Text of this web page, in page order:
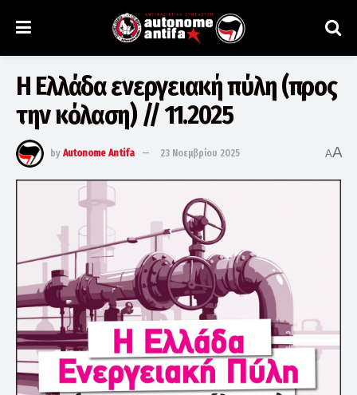
Η Ελλάδα ενεργειακή πύλη (προς
την κόλαση) // 11.2025
by Autonome Antifa 23 Νοεμβρίου 2025 AA